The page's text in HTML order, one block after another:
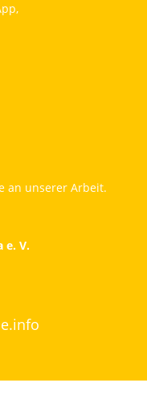
an unserer Arbeit.
e. V.